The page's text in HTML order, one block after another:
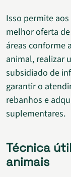
Isso permite
melhor oferta
áreas conforme
animal, realizar
subsidiado de
garantir o
rebanhos e
suplementares.
Técnica
animais